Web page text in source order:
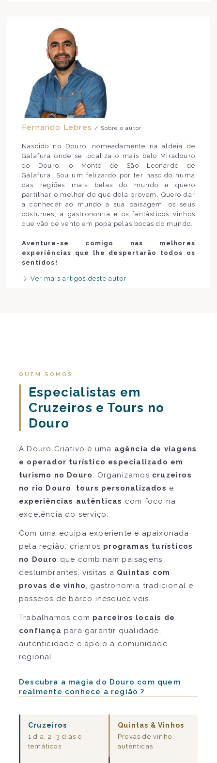
Fernando Lebres / Sobre o autor
Nascido no Douro, nomeadamente na aldeia de
Galafura onde se localiza o mais belo Miradouro
do Douro, o Monte de São Leonardo de
Galafura. Sou um felizardo por ter nascido numa
das regiões mais belas do mundo e quero
partilhar o melhor do que dela provem. Quero dar
a conhecer ao mundo a sua paisagem, os seus
costumes, a gastronomia e os fantásticos vinhos
que vão de vento em popa pelas bocas do mundo.
Aventure-se comigo nas melhores
experiências que lhe despertarão todos os
sentidos!
Ver mais artigos deste autor
QUEM SOMOS
Especialistas em
Cruzeiros e Tours no
Douro
A Douro Criativo é uma agência de viagens
e operador turístico especializado em
turismo no Douro. Organizamos cruzeiros
no rio Douro, tours personalizados e
experiências autênticas com foco na
excelência do serviço.
Com uma equipa experiente e apaixonada
pela região, criamos programas turísticos
no Douro que combinam paisagens
deslumbrantes, visitas a Quintas com
provas de vinho, gastronomia tradicional e
passeios de barco inesquecíveis.
Trabalhamos com parceiros locais de
confiança para garantir qualidade,
autenticidade e apoio à comunidade
regional.
Descubra a magia do Douro com quem
realmente conhece a região ?
Cruzeiros
1 dia, 2–3 dias e
temáticos
Quintas & Vinhos
Provas de vinho
autênticas